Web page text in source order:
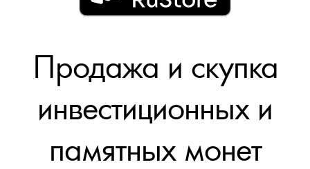
Продажа и скупка
инвестиционных и
памятных монет